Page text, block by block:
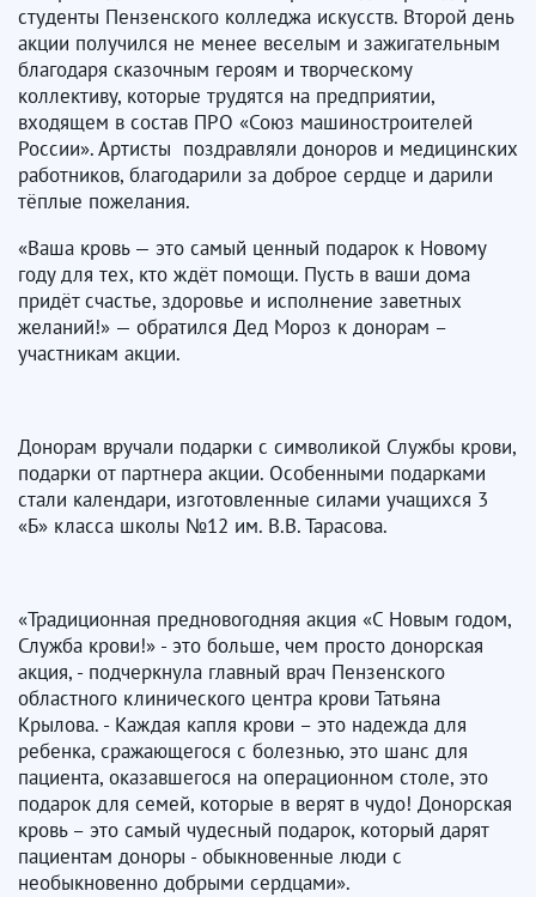
студенты Пензенского колледжа искусств. Второй день
акции получился не менее веселым и зажигательным
благодаря сказочным героям и творческому
коллективу, которые трудятся на предприятии,
входящем в состав ПРО «Союз машиностроителей
России». Артисты поздравляли доноров и медицинских
работников, благодарили за доброе сердце и дарили
тёплые пожелания.
«Ваша кровь — это самый ценный подарок к Новому
году для тех, кто ждёт помощи. Пусть в ваши дома
придёт счастье, здоровье и исполнение заветных
желаний!» — обратился Дед Мороз к донорам –
участникам акции.
Донорам вручали подарки с символикой Службы крови,
подарки от партнера акции. Особенными подарками
стали календари, изготовленные силами учащихся 3
«Б» класса школы №12 им. В.В. Тарасова.
«Традиционная предновогодняя акция «С Новым годом,
Служба крови!» - это больше, чем просто донорская
акция, - подчеркнула главный врач Пензенского
областного клинического центра крови Татьяна
Крылова. - Каждая капля крови – это надежда для
ребенка, сражающегося с болезнью, это шанс для
пациента, оказавшегося на операционном столе, это
подарок для семей, которые в верят в чудо! Донорская
кровь – это самый чудесный подарок, который дарят
пациентам доноры - обыкновенные люди с
необыкновенно добрыми сердцами».